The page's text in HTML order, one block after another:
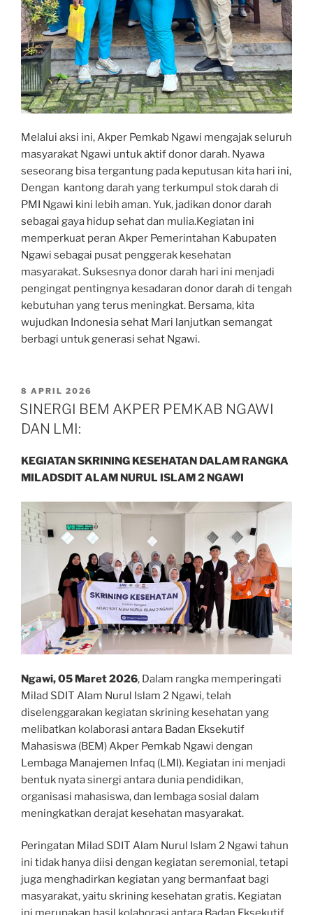
Melalui aksi ini, Akper Pemkab Ngawi mengajak seluruh
masyarakat Ngawi untuk aktif donor darah. Nyawa
seseorang bisa tergantung pada keputusan kita hari ini,
Dengan kantong darah yang terkumpul stok darah di
PMI Ngawi kini lebih aman. Yuk, jadikan donor darah
sebagai gaya hidup sehat dan mulia.Kegiatan ini
memperkuat peran Akper Pemerintahan Kabupaten
Ngawi sebagai pusat penggerak kesehatan
masyarakat. Suksesnya donor darah hari ini menjadi
pengingat pentingnya kesadaran donor darah di tengah
kebutuhan yang terus meningkat. Bersama, kita
wujudkan Indonesia sehat Mari lanjutkan semangat
berbagi untuk generasi sehat Ngawi.
POSTED
ON
8 APRIL 2026
SINERGI BEM AKPER PEMKAB NGAWI
DAN LMI:
KEGIATAN SKRINING KESEHATAN DALAM RANGKA
MILADSDIT ALAM NURUL ISLAM 2 NGAWI
Ngawi, 05 Maret 2026, Dalam rangka memperingati
Milad SDIT Alam Nurul Islam 2 Ngawi, telah
diselenggarakan kegiatan skrining kesehatan yang
melibatkan kolaborasi antara Badan Eksekutif
Mahasiswa (BEM) Akper Pemkab Ngawi dengan
Lembaga Manajemen Infaq (LMI). Kegiatan ini menjadi
bentuk nyata sinergi antara dunia pendidikan,
organisasi mahasiswa, dan lembaga sosial dalam
meningkatkan derajat kesehatan masyarakat.
Peringatan Milad SDIT Alam Nurul Islam 2 Ngawi tahun
ini tidak hanya diisi dengan kegiatan seremonial, tetapi
juga menghadirkan kegiatan yang bermanfaat bagi
masyarakat, yaitu skrining kesehatan gratis. Kegiatan